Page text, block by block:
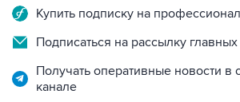
Подписаться на рассылку главных
Получать оперативные новости